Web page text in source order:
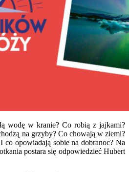
wodę w kranie? Co robią z jajkami?
na grzyby? Co chowają w ziemi?
co opowiadają sobie na dobranoc? Na
postara się odpowiedzieć Hubert